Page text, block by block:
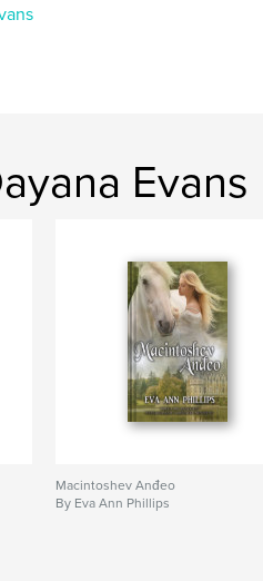
preživjela pravi
li njih dvoje kao odrasle
Fiction,Romance
Evans
Macintoshev Anđeo
By Eva Ann Phillips